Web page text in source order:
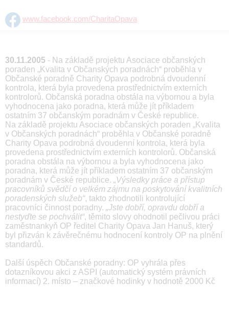
www.facebook.com/CharitaOpava
30.11.2005 - Na základě projektu Asociace občanských
poraden „Kvalita v Občanských poradnách“ proběhla v
Občanské poradně Charity Opava podrobná dvoudenní
kontrola, která byla provedena prostřednictvím externích
kontrolorů. Občanská poradna obstála na výbornou a byla
vyhodnocena jako poradna, která může jít příkladem
ostatním 37 občanským poradnám v České republice.
Na základě projektu Asociace občanských poraden „Kvalita
v Občanských poradnách“ proběhla v Občanské poradně
Charity Opava podrobná dvoudenní kontrola, která byla
provedena prostřednictvím externích kontrolorů. Občanská
poradna obstála na výbornou a byla vyhodnocena jako
poradna, která může jít příkladem ostatním 37 občanským
poradnám v České republice. „Výsledky práce a přístup
pracovníků svědčí o velkém zájmu na poskytování kvalitních
poradenských služeb“, takto zhodnotili kontrolující
pracovníci činnost poradny. „Jste dobří, opravdu dobří a
nestyďte se pochválit“, těmito slovy ohodnotil pečlivou práci
zaměstnankyň OP ředitel Charity Opava Jan Hanuš, který
byl přizván k závěrečnému hodnocení kontroly OP na plnění
standardů.
Další úspěch Občanské poradny: OP vyhrála přes
dotazníkovou akci z ASPI (automatický systém právních
informací) 2. místo – značkové hodinky v hodnotě 2000 Kč